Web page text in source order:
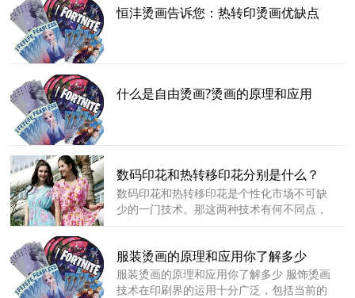
恒沣烫画告诉您：热转印烫画优缺点
什么是自由烫画?烫画的原理和应用
数码印花和热转移印花分别是什么？
数码印花和热转移印花是个性化市场不可缺
少的一门技术。那这两种技术有何不同点，
服装烫画的原理和应用你了解多少
服装烫画的原理和应用你了解多少 服饰烫画
技术在印刷界的运用十分广泛，包括当前的